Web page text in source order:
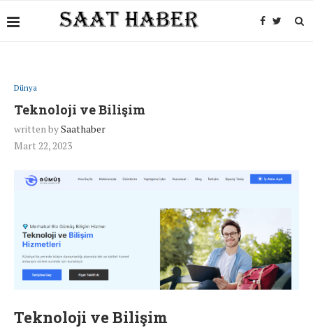
Dünya
Teknoloji ve Bilişim
written bySaathaber
Mart 22, 2023
Teknoloji ve Bilişim